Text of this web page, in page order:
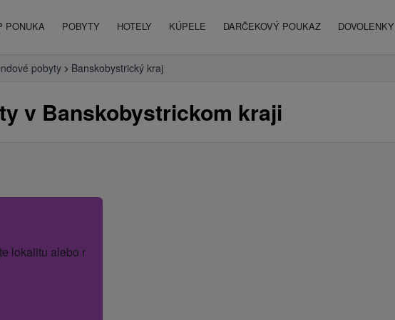
PONUKA POBYTY HOTELY KÚPELE DARČEKOVÝ POUKAZ
pobyty Banskobystrický kraj
v Banskobystrickom kraji
lokalitu alebo názov hotela.